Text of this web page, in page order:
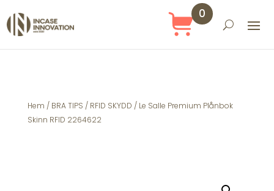
0
Hem / BRA TIPS / RFID SKYDD / Le Salle Premium Plånbok
Skinn RFID 2264622